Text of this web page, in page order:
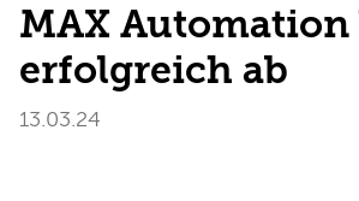
MAX
erfolgreich ab
13.03.24